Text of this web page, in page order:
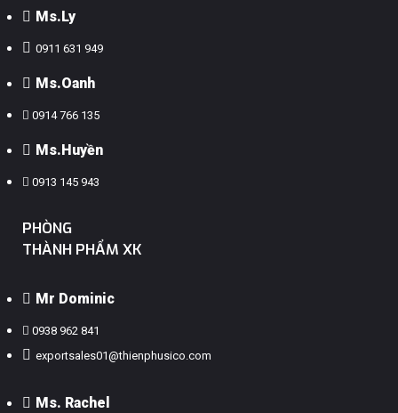
Ms.ly
0911 631 949
Ms.Oanh
0914 766 135
Ms.Huyền
0913 145 943
PHÒNG
THÀNH PHẨM XK
Mr Dominic
0938 962 841
exportsales01@thienphusico.com
Ms. Rachel